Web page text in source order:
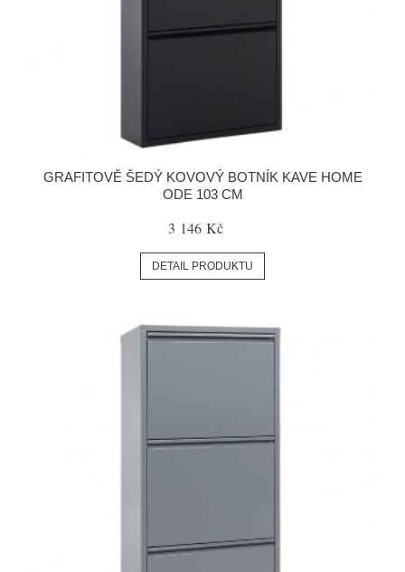
GRAFITOVĚ ŠEDÝ KOVOVÝ BOTNÍK KAVE HOME
ODE 103 CM
3 146 Kč
DETAIL PRODUKTU